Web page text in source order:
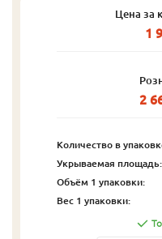
Цена за
1
2
Количество в
Укрываемая площадь:
Объём 1 упаковки:
Вес 1 упаковки: